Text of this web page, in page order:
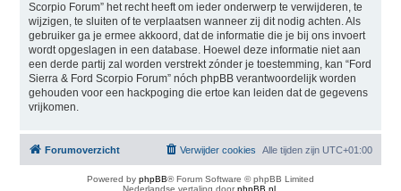
Scorpio Forum” het recht heeft om ieder onderwerp te verwijderen, te
wijzigen, te sluiten of te verplaatsen wanneer zij dit nodig achten. Als
gebruiker ga je ermee akkoord, dat de informatie die je bij ons invoert
wordt opgeslagen in een database. Hoewel deze informatie niet aan
een derde partij zal worden verstrekt zónder je toestemming, kan “Ford
Sierra & Ford Scorpio Forum” nóch phpBB verantwoordelijk worden
gehouden voor een hackpoging die ertoe kan leiden dat de gegevens
vrijkomen.
Forumoverzicht Alle tijden zijn UTC+01:00
Verwijder cookies
Powered by phpBB® Forum Software © phpBB Limited
Nederlandse vertaling doorphpBB.nl